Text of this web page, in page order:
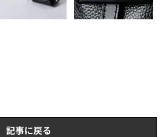
記事に戻る